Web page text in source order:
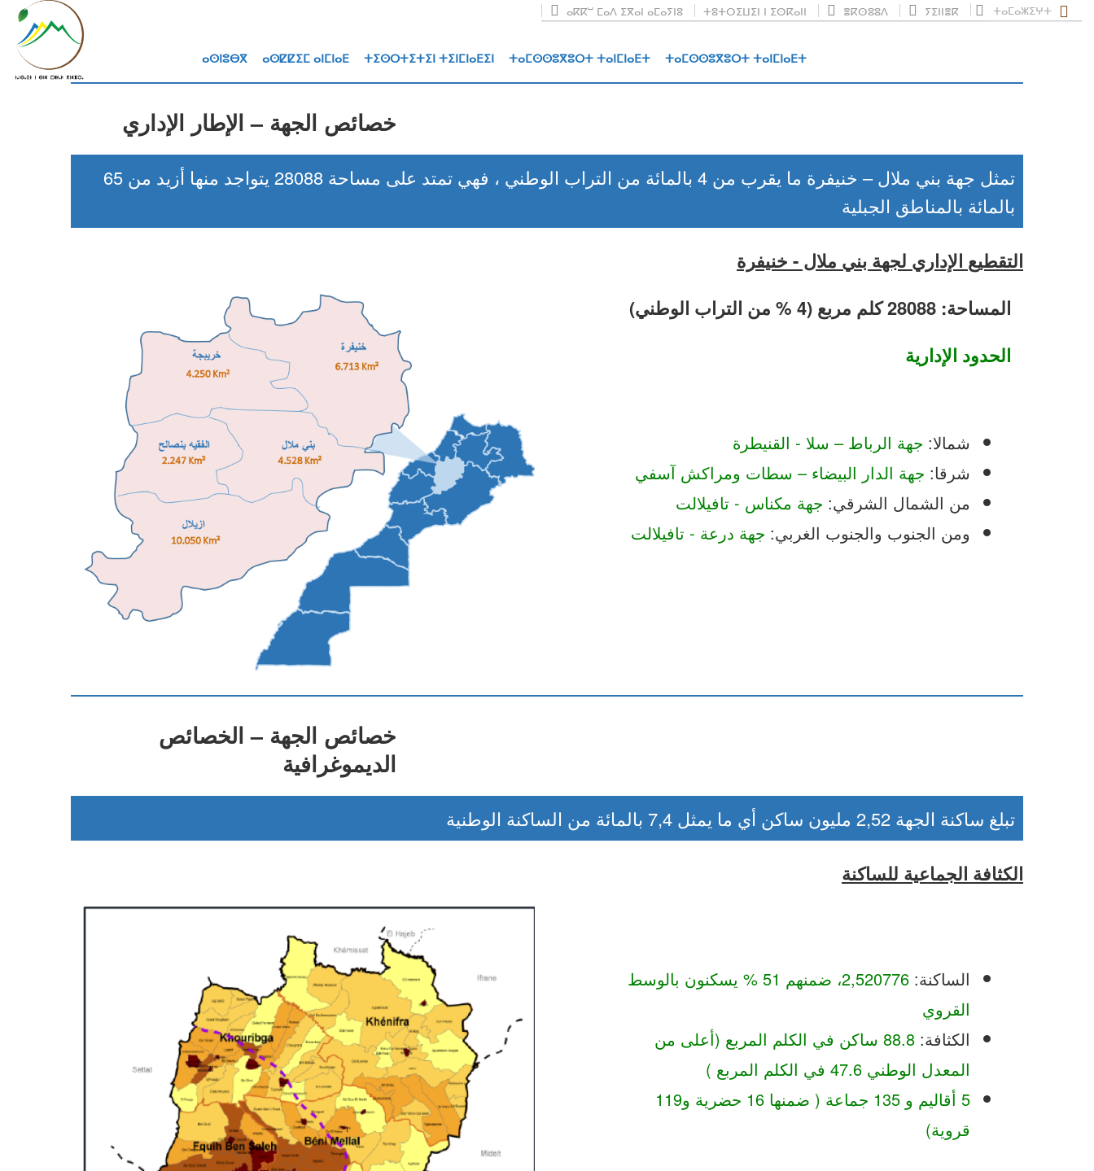
ⴰⴽⴽⵯ ⵎⴰⴷ ⵉⴳⴰⵏ ⴰⵎⴰⵢⵏⵓ ⵜⵓⵜⵔⵉⵡⵉⵏ ⵏ ⵉⵙⴽⴰⵏⵏ ⴻⴽⵙⵓⵓⴷ ⵢⵉⵏⵏⴻⴽ ⵜⴰⵎⴰⵣⵉⵖⵜ
ⴰⵙⵏⵓⴱⴳ ⴰⵙⵇⵇⵉⵎ ⴰⵏⵎⵏⴰⴹ ⵜⵉⵙⵔⵜⵉⵜⵉⵏ ⵜⵉⵏⵎⵏⴰⴹⵉⵏ ⵜⴰⵎⵙⵙⵓⴳⵓⵔⵜ ⵜⴰⵏⵎⵏⴰⴹⵜ ⵜⴰⵎⵙⵙⵓⴳⵓⵔⵜ ⵜⴰⵏⵎⵏⴰⴹⵜ
خصائص الجهة – الإطار الإداري
تمثل جهة بني ملال – خنيفرة ما يقرب من 4 بالمائة من التراب الوطني ، فهي تمتد على مساحة 28088 يتواجد منها أزيد من 65
بالمائة بالمناطق الجبلية
التقطيع الإداري لجهة بني ملال - خنيفرة
المساحة: 28088 كلم مربع (4 % من التراب الوطني)
الحدود الإدارية
شمالا: جهة الرباط – سلا - القنيطرة
شرقا: جهة الدار البيضاء – سطات ومراكش آسفي
من الشمال الشرقي: جهة مكناس - تافيلالت
ومن الجنوب والجنوب الغربي: جهة درعة - تافيلالت
خصائص الجهة – الخصائص
الديموغرافية
تبلغ ساكنة الجهة 2,52 مليون ساكن أي ما يمثل 7,4 بالمائة من الساكنة الوطنية
الكثافة الجماعية للساكنة
الساكنة:
2,520776، ضمنهم 51 % يسكنون بالوسط
القروي
الكثافة:
88.8 ساكن في الكلم المربع (أعلى من
المعدل الوطني 47.6 في الكلم المربع )
5 أقاليم و 135 جماعة ( ضمنها 16 حضرية و119
قروية)